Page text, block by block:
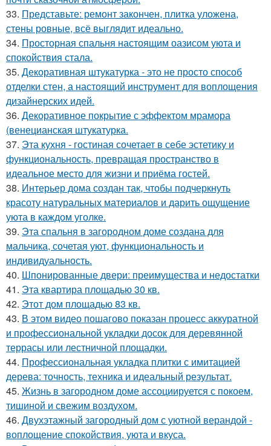
33. Представьте: ремонт закончен, плитка уложена,
стены ровные, всё выглядит идеально.
34. Просторная спальня настоящим оазисом уюта и
спокойствия стала.
35. Декоративная штукатурка - это не просто способ
отделки стен, а настоящий инструмент для воплощения
дизайнерских идей.
36. Декоративное покрытие с эффектом мрамора
(венецианская штукатурка.
37. Эта кухня - гостиная сочетает в себе эстетику и
функциональность, превращая пространство в
идеальное место для жизни и приёма гостей.
38. Интерьер дома создан так, чтобы подчеркнуть
красоту натуральных материалов и дарить ощущение
уюта в каждом уголке.
39. Эта спальня в загородном доме создана для
мальчика, сочетая уют, функциональность и
индивидуальность.
40. Шпонированные двери: преимущества и недостатки
41. Эта квартира площадью 30 кв.
42. Этот дом площадью 83 кв.
43. В этом видео пошагово показан процесс аккуратной
и профессиональной укладки досок для деревянной
террасы или лестничной площадки.
44. Профессиональная укладка плитки с имитацией
дерева: точность, техника и идеальный результат.
45. Жизнь в загородном доме ассоциируется с покоем,
тишиной и свежим воздухом.
46. Двухэтажный загородный дом с уютной верандой -
воплощение спокойствия, уюта и вкуса.